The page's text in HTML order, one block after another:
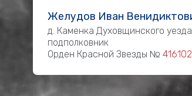
Желудов Иван
д. Каменка Духовщинского
подполковник
Орден Красной Звезды №